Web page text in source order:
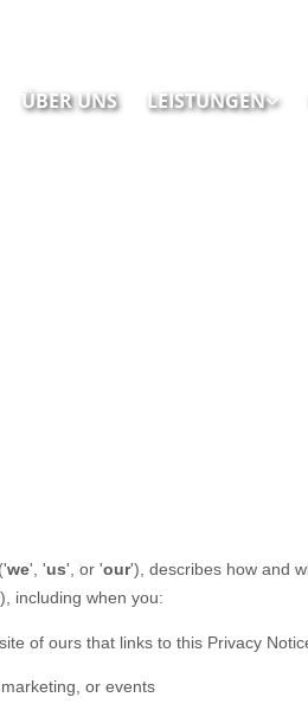
ÜBER UNS LEISTUNGEN